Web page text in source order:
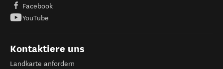
Facebook
YouTube
Kontaktiere uns
Landkarte anfordern